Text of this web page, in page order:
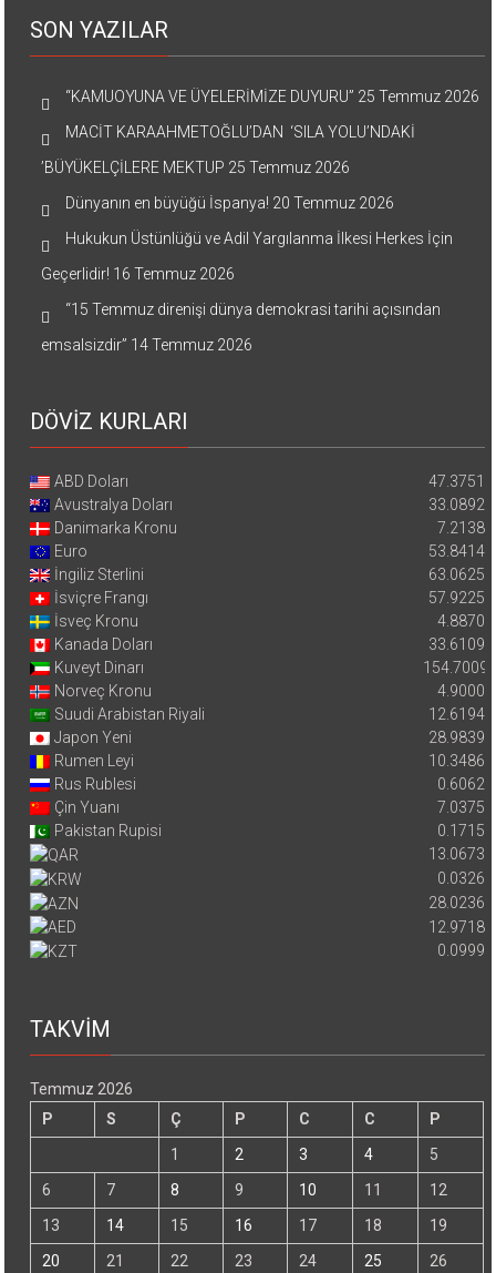
SON YAZILAR
“KAMUOYUNA VE ÜYELERİMİZE DUYURU” 25 Temmuz 2026
MACİT KARAAHMETOĞLU’DAN ‘SILA YOLU’NDAKİ
’BÜYÜKELÇİLERE MEKTUP 25 Temmuz 2026
Dünyanın en büyüğü İspanya! 20 Temmuz 2026
Hukukun Üstünlüğü ve Adil Yargılanma İlkesi Herkes İçin
Geçerlidir! 16 Temmuz 2026
“15 Temmuz direnişi dünya demokrasi tarihi açısından
emsalsizdir” 14 Temmuz 2026
DÖVİZ KURLARI
ABD Doları
47.3751
Avustralya Doları
33.0892
Danimarka Kronu
7.2138
Euro
53.8414
İngiliz Sterlini
63.0625
İsviçre Frangı
57.9225
İsveç Kronu
4.8870
Kanada Doları
33.6109
Kuveyt Dinarı
154.7009
Norveç Kronu
4.9000
Suudi Arabistan Riyali
12.6194
Japon Yeni
28.9839
Rumen Leyi
10.3486
Rus Rublesi
0.6062
Çin Yuanı
7.0375
Pakistan Rupisi
0.1715
13.0673
0.0326
28.0236
12.9718
0.0999
TAKVİM
Temmuz 2026
P
S Ç P C C
P
1
2 3 4
5
6
7 8 9 10 11
12
13
14 15 16 17 18
19
20
21 22 23 24 25 26